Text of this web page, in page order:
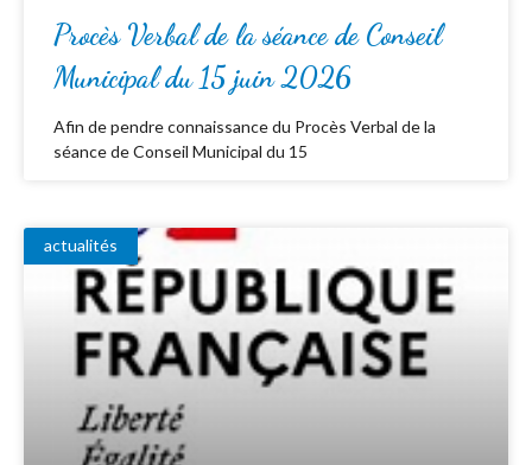
Procès Verbal de la séance de Conseil
Municipal du 15 juin 2026
Afin de pendre connaissance du Procès Verbal de la
séance de Conseil Municipal du 15
actualités